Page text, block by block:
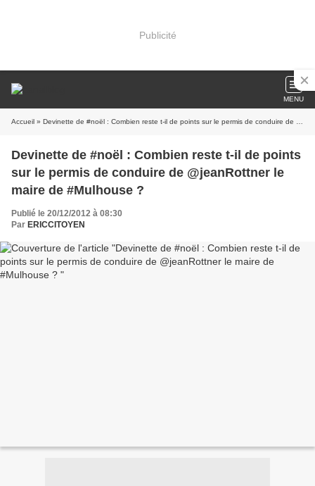
Publicité
MENU
Accueil » Devinette de #noël : Combien reste t-il de points sur le permis de conduire de @jeanRottner le maire de #Mulhouse ?
Devinette de #noël : Combien reste t-il de points
sur le permis de conduire de @jeanRottner le
maire de #Mulhouse ?
Publié le 20/12/2012 à 08:30
Par ERICCITOYEN